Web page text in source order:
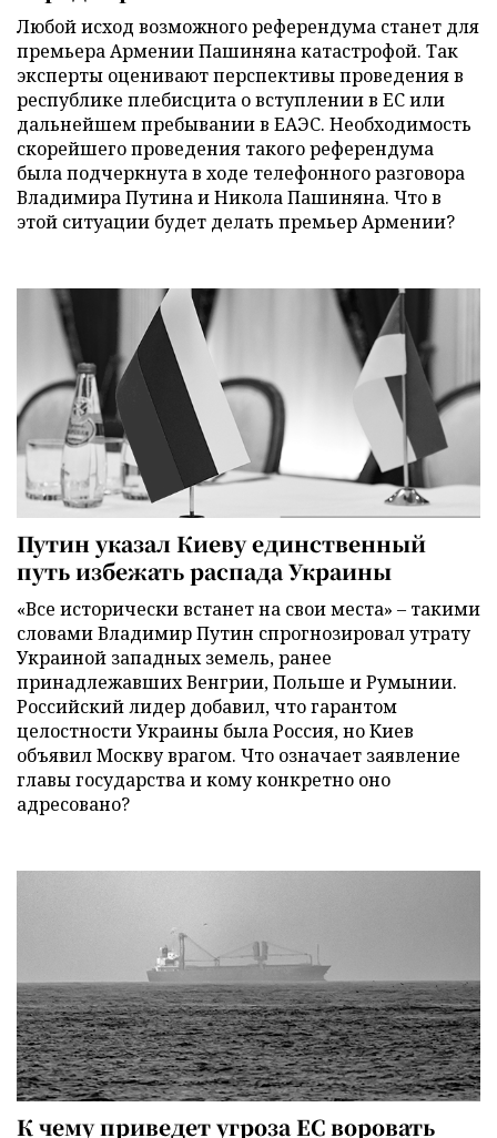
Любой исход возможного референдума станет для
премьера Армении Пашиняна катастрофой. Так
эксперты оценивают перспективы проведения в
республике плебисцита о вступлении в ЕС или
дальнейшем пребывании в ЕАЭС. Необходимость
скорейшего проведения такого референдума
была подчеркнута в ходе телефонного разговора
Владимира Путина и Никола Пашиняна. Что в
этой ситуации будет делать премьер Армении?
Путин указал Киеву единственный
путь избежать распада Украины
«Все исторически встанет на свои места» – такими
словами Владимир Путин спрогнозировал утрату
Украиной западных земель, ранее
принадлежавших Венгрии, Польше и Румынии.
Российский лидер добавил, что гарантом
целостности Украины была Россия, но Киев
объявил Москву врагом. Что означает заявление
главы государства и кому конкретно оно
адресовано?
К чему приведет угроза ЕС воровать